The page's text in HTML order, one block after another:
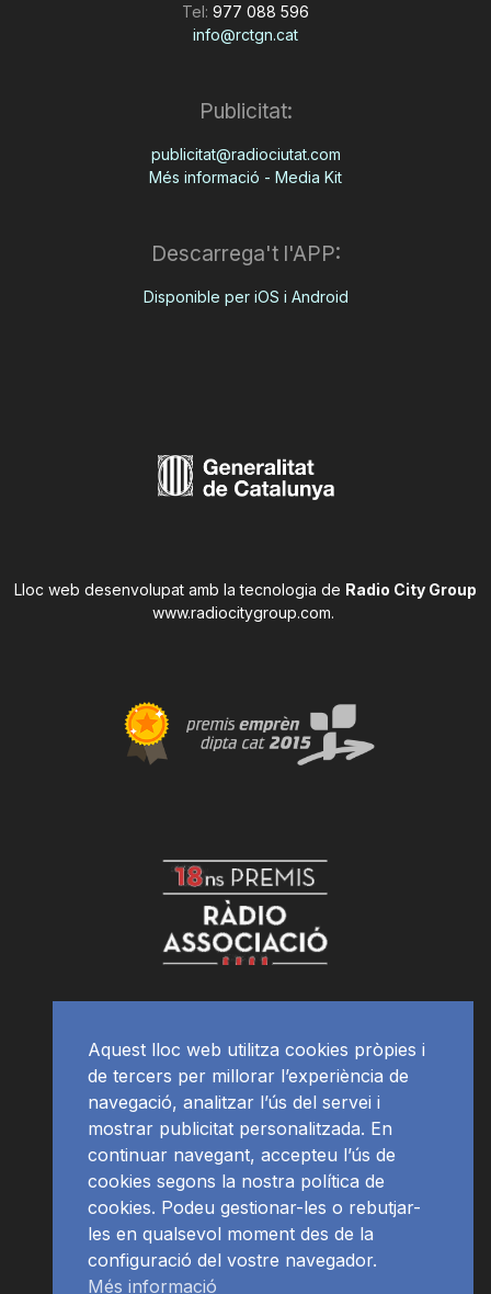
Tel: 977 088 596
info@rctgn.cat
Publicitat:
publicitat@radiociutat.com
Més informació - Media Kit
Descarrega't l'APP:
Disponible per iOS i Android
Lloc web desenvolupat amb la tecnologia de Radio City Group
www.radiocitygroup.com.
Aquest lloc web utilitza cookies pròpies i
de tercers per millorar l’experiència de
navegació, analitzar l’ús del servei i
mostrar publicitat personalitzada. En
continuar navegant, accepteu l’ús de
cookies segons la nostra política de
cookies. Podeu gestionar-les o rebutjar-
les en qualsevol moment des de la
configuració del vostre navegador.
Més informació